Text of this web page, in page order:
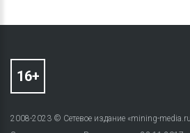
2008-2023 © Сетевое издание «mining-